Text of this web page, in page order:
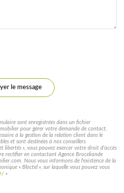
le message
sont enregistrées dans un fichier
pour gérer votre demande de contact.
à la gestion de la relation client dans le
et sont destinées à nos conseillers
», vous pouvez exercer votre droit d'accès
rectifier en contactant Agence Broceliande
Nous vous informons de l'existence de la
« Bloctel », sur laquelle vous pouvez vous
»